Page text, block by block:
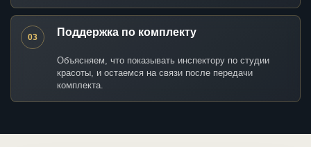
03 Поддержка по комплекту
Объясняем, что показывать инспектору по студии
красоты, и остаемся на связи после передачи
комплекта.